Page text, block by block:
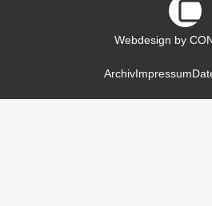
Webdesign by
ArchivImpressum